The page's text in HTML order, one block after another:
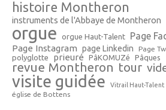
histoire Montheron
instruments de l'Abbaye de Montheron
orgue orgue Haut-Talent Page
Page Instagram page Linkedin Page
polyglotte prieuré PâKOMUZé Pâques
revue Montheron tour
visite guidée Vitrail Haut-Talent
église de Bottens